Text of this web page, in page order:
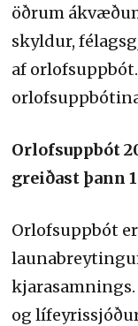
öðrum
skyldur,
af
Orlofsuppbót
greiðast þann
Orlofsuppbót
og